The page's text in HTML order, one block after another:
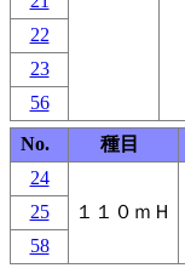
22
23
56
No.
種目
24
１１０ｍＨ
25
58